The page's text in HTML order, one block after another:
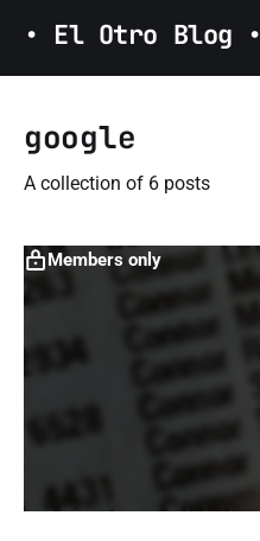
• El Otro Blog •
google
A collection of 6 posts
Members only